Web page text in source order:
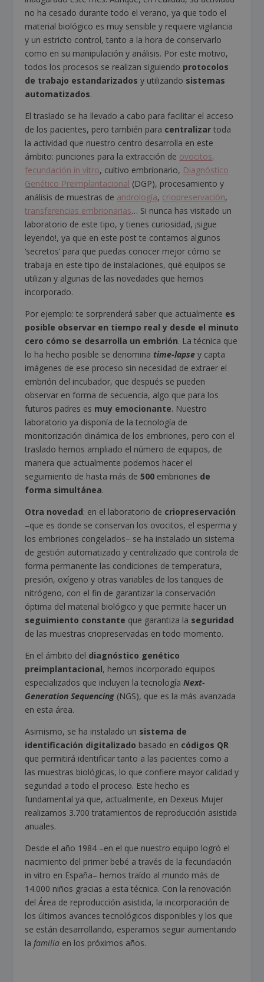
no ha cesado durante todo el verano, ya que todo el
material biológico es muy sensible y requiere vigilancia
y un estricto control, tanto a la hora de conservarlo
como en su manipulación y análisis. Por este motivo,
todos los procesos se realizan siguiendo protocolos
de trabajo estandarizados y utilizando sistemas
automatizados.
El traslado se ha llevado a cabo para facilitar el acceso
de los pacientes, pero también para centralizartoda
la actividad que nuestro centro desarrolla en este
ámbito: punciones para la extracción de ovocitos,
fecundación in vitro, cultivo embrionario, Diagnóstico
Genético Preimplantacional (DGP), procesamiento y
análisis de muestras de andrología, criopreservación,
transferencias embrionarias… Si nunca has visitado un
laboratorio de este tipo, y tienes curiosidad, ¡sigue
leyendo!, ya que en este post te contamos algunos
‘secretos’ para que puedas conocer mejor cómo se
trabaja en este tipo de instalaciones, qué equipos se
utilizan y algunas de las novedades que hemos
incorporado.
Por ejemplo: te sorprenderá saber que actualmente es
posible observar en tiempo real y desde el minuto
cero cómo se desarrolla un embrión. La técnica que
lo ha hecho posible se denomina time-lapse y capta
imágenes de ese proceso sin necesidad de extraer el
embrión del incubador, que después se pueden
observar en forma de secuencia, algo que para los
futuros padres es muy emocionante. Nuestro
laboratorio ya disponía de la tecnología de
monitorización dinámica de los embriones, pero con el
traslado hemos ampliado el número de equipos, de
manera que actualmente podemos hacer el
seguimiento de hasta más de500 embriones de
forma simultánea.
Otra novedad: en el laboratorio de criopreservación
–que es donde se conservan los ovocitos, el esperma y
los embriones congelados– se ha instalado un sistema
de gestión automatizado y centralizado que controla de
forma permanente las condiciones de temperatura,
presión, oxígeno y otras variables de los tanques de
nitrógeno, con el fin de garantizar la conservación
óptima del material biológico y que permite hacer un
seguimiento constante que garantiza la seguridad
de las muestras criopreservadas en todo momento.
En el ámbito del diagnóstico genético
preimplantacional, hemos incorporado equipos
especializados que incluyen la tecnologíaNext-
Generation Sequencing (NGS), que es la más avanzada
en esta área.
Asimismo, se ha instalado un sistema de
identificación digitalizado basado en códigos QR
que permitirá identificar tanto a las pacientes como a
las muestras biológicas, lo que confiere mayor calidad y
seguridad a todo el proceso. Este hecho es
fundamental ya que, actualmente, en Dexeus Mujer
realizamos 3.700 tratamientos de reproducción asistida
anuales.
Desde el año 1984 –en el que nuestro equipo logró el
nacimiento del primer bebé a través de la fecundación
in vitro en España– hemos traído al mundo más de
14.000 niños gracias a esta técnica. Con la renovación
del Área de reproducción asistida, la incorporación de
los últimos avances tecnológicos disponibles y los que
se están desarrollando, esperamos seguir aumentando
la familia en los próximos años.